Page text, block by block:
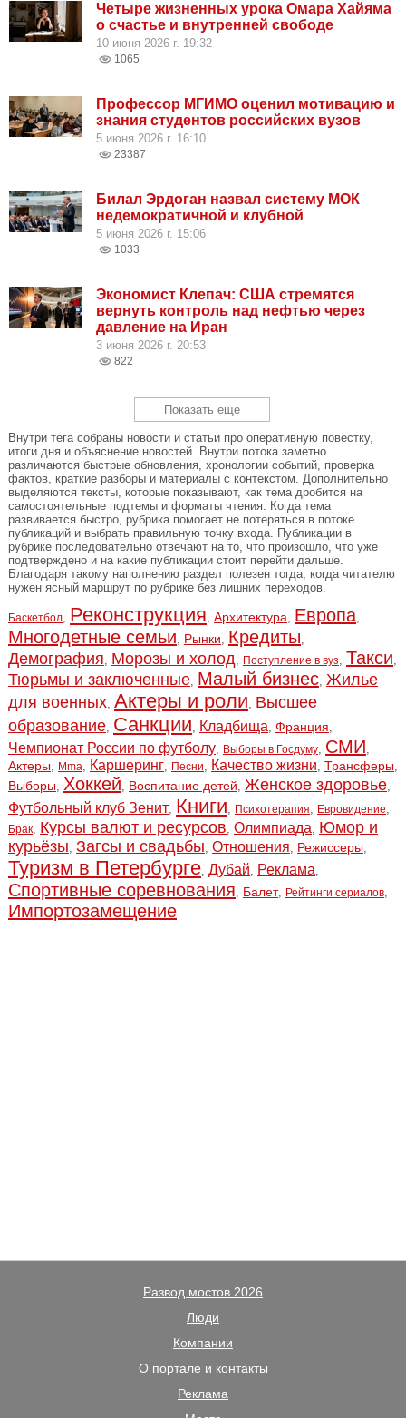
Четыре жизненных урока Омара Хайяма
о счастье и внутренней свободе
10 июня 2026 г. 19:32
1065
Профессор МГИМО оценил мотивацию и
знания студентов российских вузов
5 июня 2026 г. 16:10
23387
Билал Эрдоган назвал систему МОК
недемократичной и клубной
5 июня 2026 г. 15:06
1033
Экономист Клепач: США стремятся
вернуть контроль над нефтью через
давление на Иран
3 июня 2026 г. 20:53
822
Показать еще
Внутри тега собраны новости и статьи про оперативную повестку,
итоги дня и объяснение новостей. Внутри потока заметно
различаются быстрые обновления, хронологии событий, проверка
фактов, краткие разборы и материалы с контекстом. Дополнительно
выделяются тексты, которые показывают, как тема дробится на
самостоятельные подтемы и форматы чтения. Когда тема
развивается быстро, рубрика помогает не потеряться в потоке
публикаций и выбрать правильную точку входа. Публикации в
рубрике последовательно отвечают на то, что произошло, что уже
подтверждено и на какие публикации стоит перейти дальше.
Благодаря такому наполнению раздел полезен тогда, когда читателю
нужен ясный маршрут по рубрике без лишних переходов.
Баскетбол, Реконструкция, Архитектура, Европа,
Многодетные семьи, Рынки, Кредиты,
Демография, Морозы и холод, Поступление в вуз, Такси,
Тюрьмы и заключенные, Малый бизнес, Жилье
для военных, Актеры и роли, Высшее
образование, Санкции, Кладбища, Франция,
Чемпионат России по футболу, Выборы в Госдуму, СМИ,
Актеры, Mma, Каршеринг, Песни, Качество жизни, Трансферы,
Выборы, Хоккей, Воспитание детей, Женское здоровье,
Футбольный клуб Зенит, Книги, Психотерапия, Евровидение,
Брак, Курсы валют и ресурсов, Олимпиада, Юмор и
курьёзы, Загсы и свадьбы, Отношения, Режиссеры,
Туризм в Петербурге, Дубай, Реклама,
Спортивные соревнования, Балет, Рейтинги сериалов,
Импортозамещение
Развод мостов 2026
Люди
Компании
О портале и контакты
Реклама